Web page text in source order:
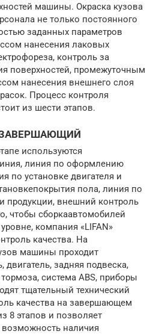
машины. Окраска кузова
не только постоянного
заданных параметров
нанесения лаковых
контроль за
поверхностей, промежуточным
нанесения внешнего слоя
Процесс контроля
из шести этапов.
ЗАВЕРШАЮЩИЙ
используются
линия по оформлению
по установке двигателя и
пола, линия по
продукции, внешний контроль
чтобы сборкаавтомобилей
компания «LIFAN»
качества. На
машины проходит
двигатель, задняя подвеска,
система ABS, приборы
тщательный технический
качества на завершающем
8 этапов и позволяет
наличия